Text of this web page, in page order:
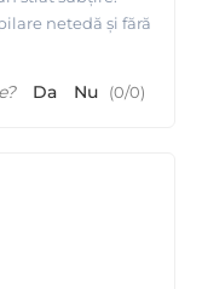
netedă și fără
Da Nu (0/0)